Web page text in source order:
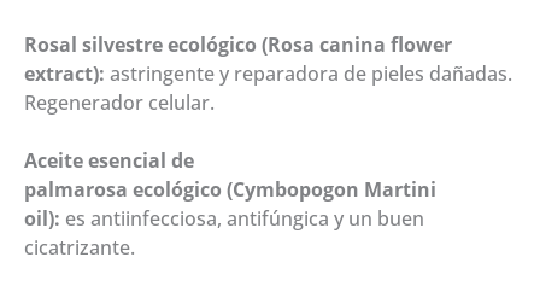
Rosal silvestre ecológico (Rosa canina flower
extract): astringente y reparadora de pieles dañadas.
Regenerador celular.
Aceite esencial de
palmarosa ecológico (Cymbopogon Martini
oil): es antiinfecciosa, antifúngica y un buen
cicatrizante.